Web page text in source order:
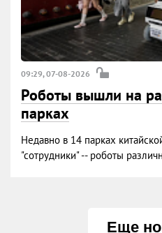
09:29, 07-08-2026
Роботы вышли на
парках
Недавно в 14 парках
"сотрудники" -- роботы
Еще